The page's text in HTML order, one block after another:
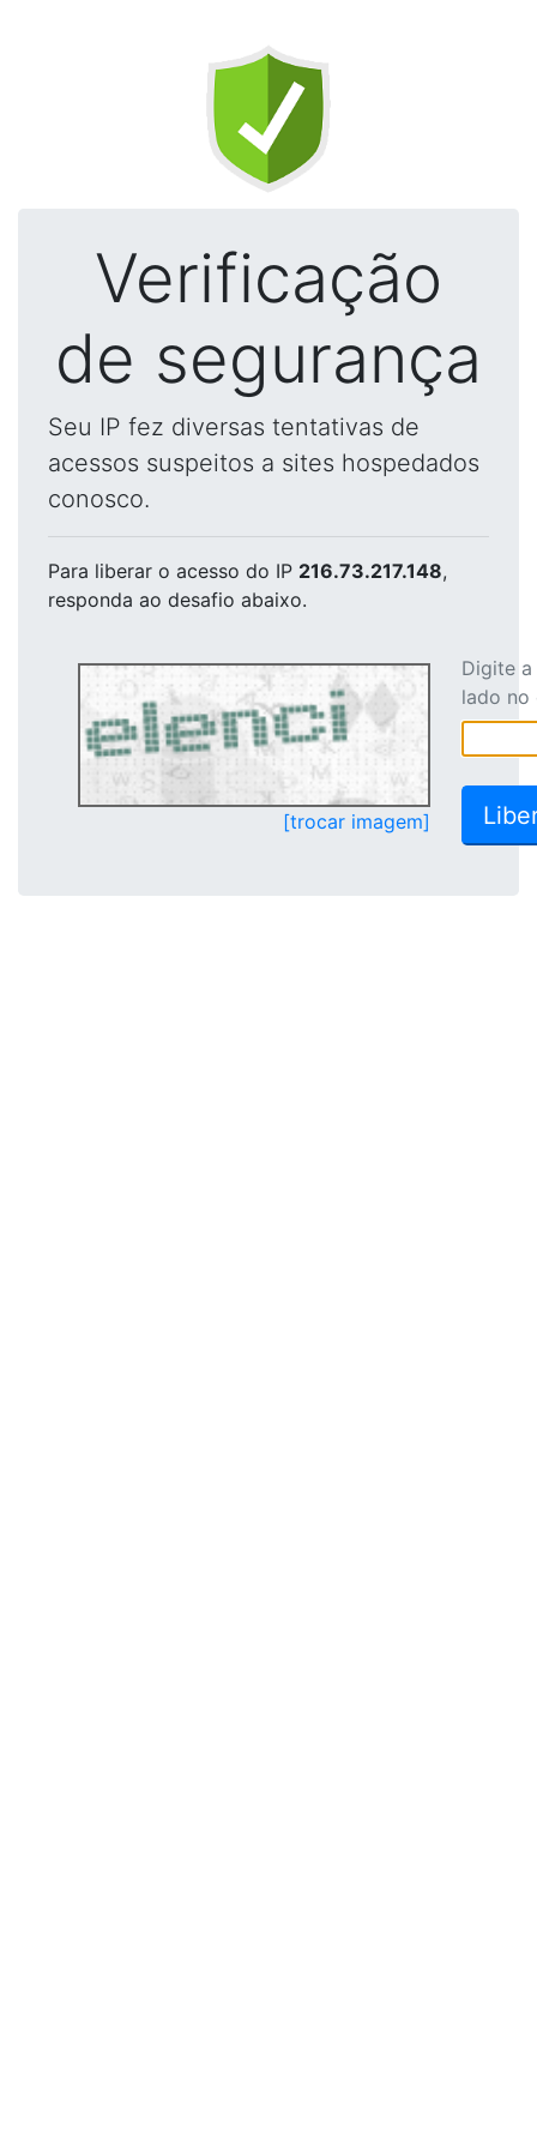
Verificação
de segurança
Seu IP fez diversas tentativas de
acessos suspeitos a sites hospedados
conosco.
Para liberar o acesso do IP 216.73.217.148,
responda ao desafio abaixo.
[trocar imagem]
Digite
lado no